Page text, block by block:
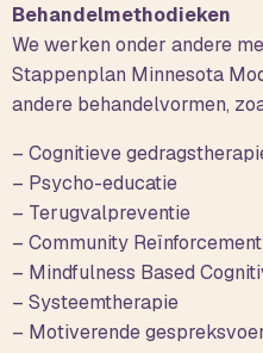
Behandelmethodieken
We werken onder andere
Stappenplan Minnesota
andere behandelvormen,
– Cognitieve
– Psycho-educatie
– Terugvalpreventie
– Community
– Mindfulness Based
– Systeemtherapie
– Motiverende